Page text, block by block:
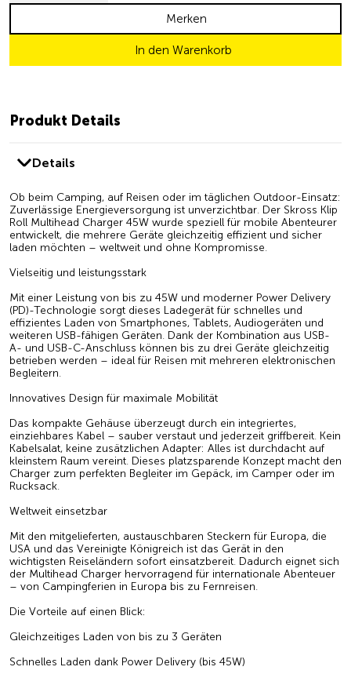
In den Warenkorb
Merken
Produkt Details
Details
Ob beim Camping, auf Reisen oder im täglichen Outdoor-Einsatz:
Zuverlässige Energieversorgung ist unverzichtbar. Der Skross Klip
Roll Multihead Charger 45W wurde speziell für mobile Abenteurer
entwickelt, die mehrere Geräte gleichzeitig effizient und sicher
laden möchten – weltweit und ohne Kompromisse.
Vielseitig und leistungsstark
Mit einer Leistung von bis zu 45W und moderner Power Delivery
(PD)-Technologie sorgt dieses Ladegerät für schnelles und
effizientes Laden von Smartphones, Tablets, Audiogeräten und
weiteren USB-fähigen Geräten. Dank der Kombination aus USB-
A- und USB-C-Anschluss können bis zu drei Geräte gleichzeitig
betrieben werden – ideal für Reisen mit mehreren elektronischen
Begleitern.
Innovatives Design für maximale Mobilität
Das kompakte Gehäuse überzeugt durch ein integriertes,
einziehbares Kabel – sauber verstaut und jederzeit griffbereit. Kein
Kabelsalat, keine zusätzlichen Adapter: Alles ist durchdacht auf
kleinstem Raum vereint. Dieses platzsparende Konzept macht den
Charger zum perfekten Begleiter im Gepäck, im Camper oder im
Rucksack.
Weltweit einsetzbar
Mit den mitgelieferten, austauschbaren Steckern für Europa, die
USA und das Vereinigte Königreich ist das Gerät in den
wichtigsten Reiseländern sofort einsatzbereit. Dadurch eignet sich
der Multihead Charger hervorragend für internationale Abenteuer
– von Campingferien in Europa bis zu Fernreisen.
Die Vorteile auf einen Blick:
Gleichzeitiges Laden von bis zu 3 Geräten
Schnelles Laden dank Power Delivery (bis 45W)